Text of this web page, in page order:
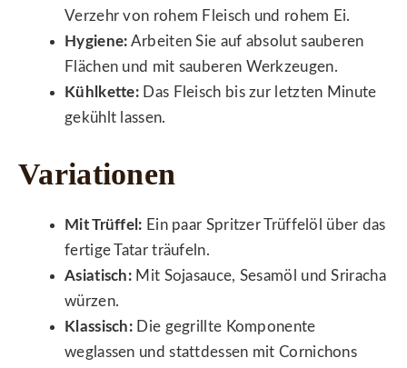
Verzehr von rohem Fleisch und rohem Ei.
Hygiene: Arbeiten Sie auf absolut sauberen
Flächen und mit sauberen Werkzeugen.
Kühlkette: Das Fleisch bis zur letzten Minute
gekühlt lassen.
Variationen
Mit Trüffel: Ein paar Spritzer Trüffelöl über das
fertige Tatar träufeln.
Asiatisch: Mit Sojasauce, Sesamöl und Sriracha
würzen.
Klassisch: Die gegrillte Komponente
weglassen und stattdessen mit Cornichons